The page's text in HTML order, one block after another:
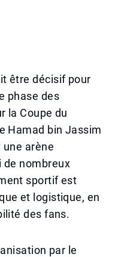
être décisif pour
phase des
la Coupe du
Hamad bin Jassim
une arène
de nombreux
sportif est
et logistique, en
des fans.
par le